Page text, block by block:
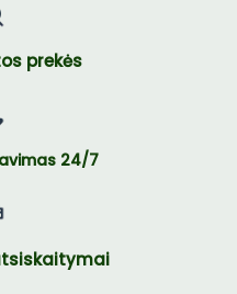
prekės
24/7